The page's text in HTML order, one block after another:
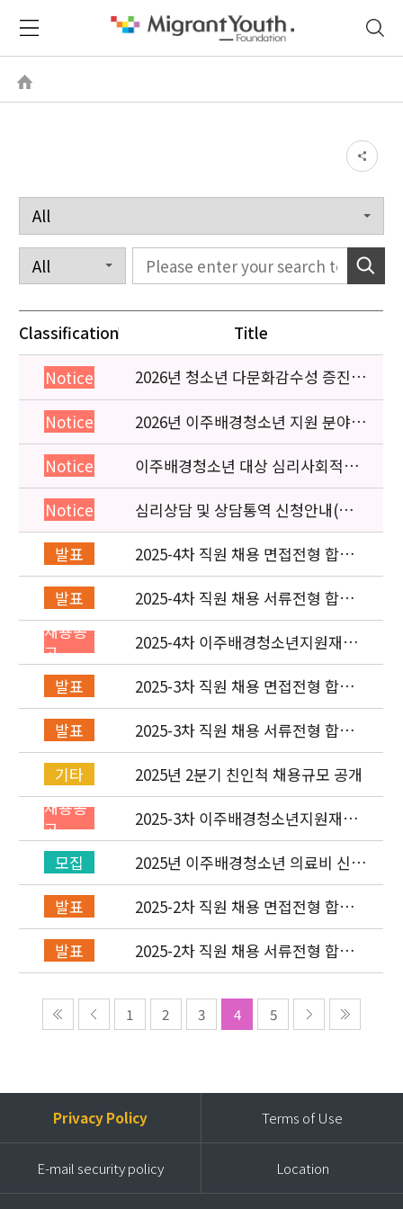
Classification Title
Notice
2026년 청소년 다문화감수성 증진
프로그램 「다가감」신청기관 안내
Notice
2026년 이주배경청소년 지원 분야
종사자 역량강화 교육 일정 안내
Notice
이주배경청소년 대상 심리사회적응
검사 연수동영상 개편 안내
Notice
심리상담 및 상담통역 신청안내(의뢰
서첨부)
발표
2025-4차 직원 채용 면접전형 합격
자 및 적격심사 안내
발표
2025-4차 직원 채용 서류전형 합격
자 발표 및 면접전형 안내
채용공
고
2025-4차 이주배경청소년지원재단
직원(사업운영부) 채용공고 (~8/4)
발표
2025-3차 직원 채용 면접전형 합격
자 발표 및 적격심사 안내
발표
2025-3차 직원 채용 서류전형 합격
자 발표 및 면접전형 안내
기타
2025년 2분기 친인척 채용규모 공개
채용공
고
2025-3차 이주배경청소년지원재단
직원(기획운영실/회계) 채용공고
(~7/6)
모집
2025년 이주배경청소년 의료비 신청
(2차) 안내
발표
2025-2차 직원 채용 면접전형 합격
자 발표 및 적격심사 안내
발표
2025-2차 직원 채용 서류전형 합격
자 발표 및 면접전형 안내
1 2 3 4 5
Privacy Policy Terms of Use
E-mail security policy Location